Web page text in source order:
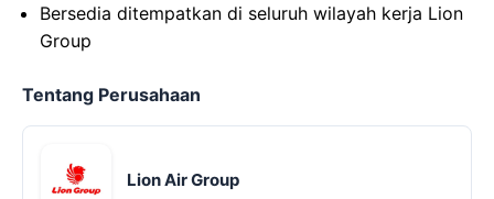
Bersedia ditempatkan di seluruh wilayah kerja Lion
Group
Tentang Perusahaan
Lion Air Group